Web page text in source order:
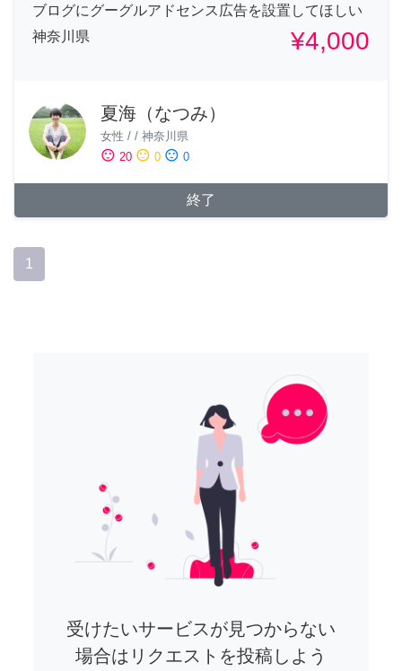
ブログにグーグルアドセンス広告を設置してほしい
神奈川県
¥4,000
夏海（なつみ）
女性 / / 神奈川県
sentiment_satisfied 20 sentiment_neutral 0 sentiment_dissatisfied 0
終了
1
受けたいサービスが見つからない
場合はリクエストを投稿しよう